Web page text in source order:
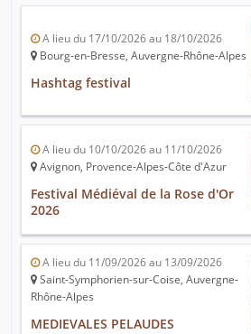
A lieu du 17/10/2026 au 18/10/2026
Bourg-en-Bresse, Auvergne-Rhône-Alpes
Hashtag festival
A lieu du 10/10/2026 au 11/10/2026
Avignon, Provence-Alpes-Côte d'Azur
Festival Médiéval de la Rose d'Or
2026
A lieu du 11/09/2026 au 13/09/2026
Saint-Symphorien-sur-Coise, Auvergne-
Rhône-Alpes
MEDIEVALES PELAUDES